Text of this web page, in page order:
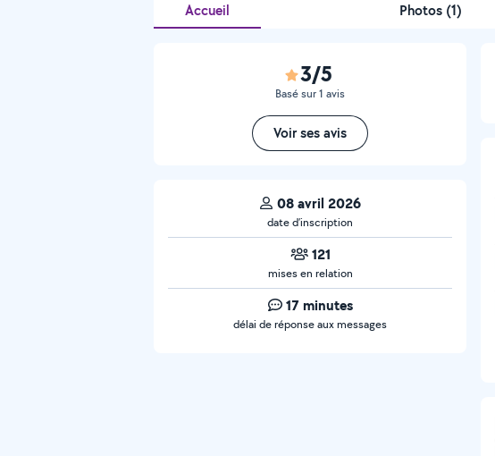
Accueil Photos (1)
3/5
Basé sur 1 avis
Voir ses avis
08 avril 2026
date d’inscription
121
mises en relation
17 minutes
délai de réponse aux messages